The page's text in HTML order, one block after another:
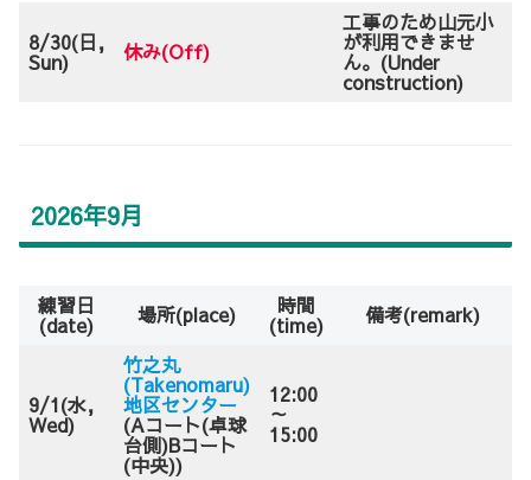
8/30(日,
Sun) 休み(Off)
工事のため山元小
が利用できませ
ん。(Under
construction)
2026年9月
練習日
(date) 場所(place) 時間
(time) 備考(remark)
9/1(水,
Wed)
竹之丸
(Takenomaru)
地区センター
(Aコート(卓球
台側)Bコート
(中央))
12:00
～
15:00